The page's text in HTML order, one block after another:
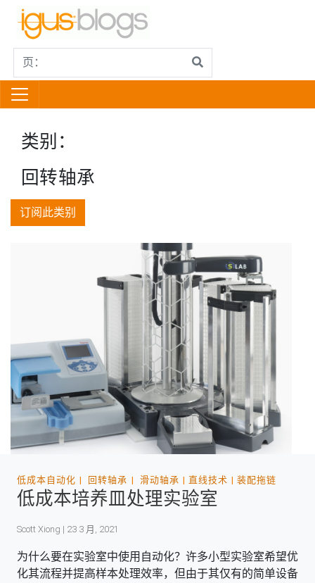
类别：
回转轴承
订阅此类别
低成本自动化 回转轴承 滑动轴承 直线技术 装配拖链
低成本培养皿处理实验室
Scott Xiong | 23 3 月, 2021
为什么要在实验室中使用自动化？许多小型实验室希望优
化其流程并提高样本处理效率，但由于其仅有的简单设备